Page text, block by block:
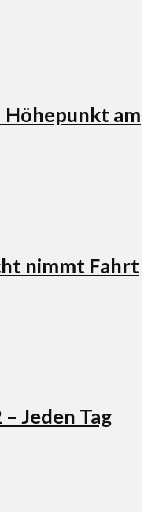
Höhepunkt am
nimmt Fahrt
Jeden Tag